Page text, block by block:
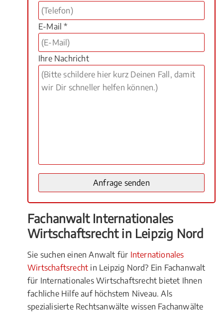
E-Mail *
Ihre Nachricht
Fachanwalt Internationales
Wirtschaftsrecht in Leipzig Nord
Sie suchen einen Anwalt für Internationales
Wirtschaftsrecht in Leipzig Nord? Ein Fachanwalt
für Internationales Wirtschaftsrecht bietet Ihnen
fachliche Hilfe auf höchstem Niveau. Als
spezialisierte Rechtsanwälte wissen Fachanwälte